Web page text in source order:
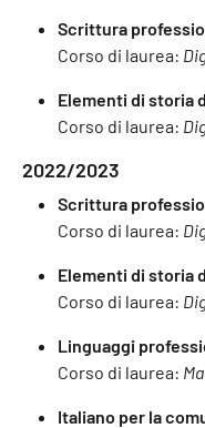
Scrittura
Corso di laurea:
Elementi di storia
Corso di laurea:
2022/2023
Scrittura
Corso di laurea:
Elementi di storia
Corso di laurea:
Linguaggi
Corso di laurea:
Italiano per la